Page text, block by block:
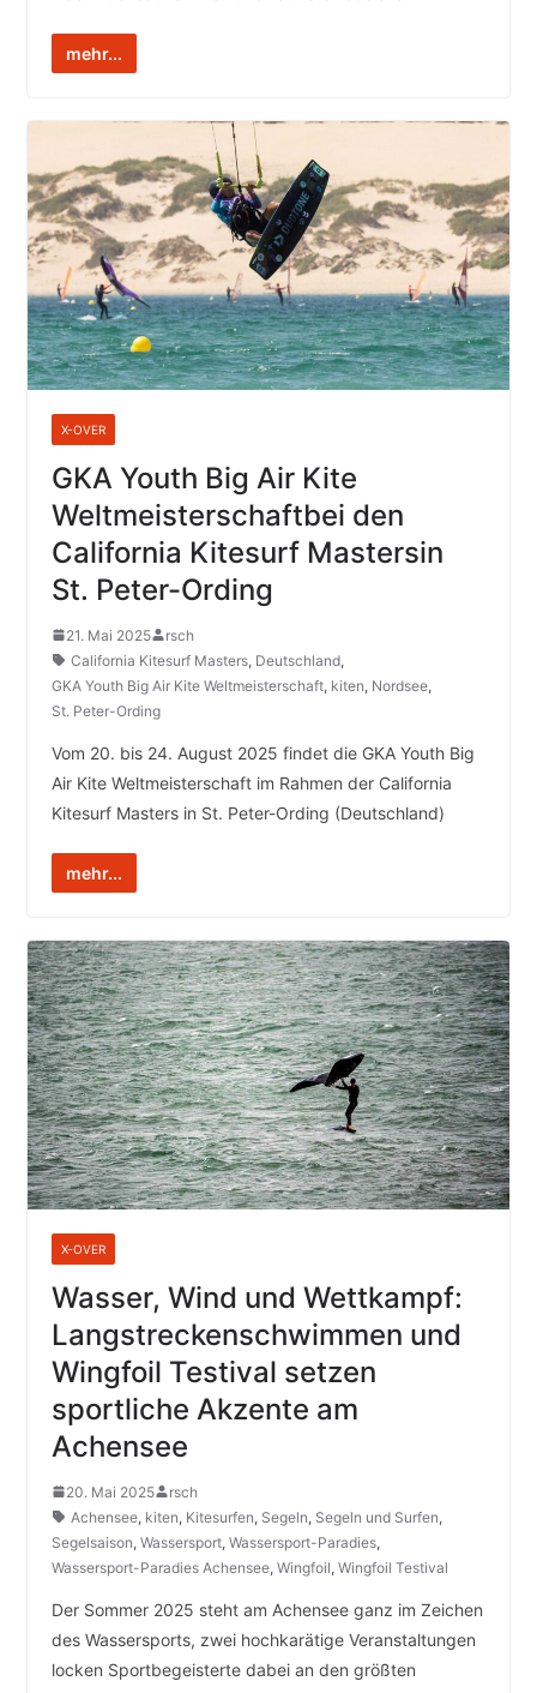
mehr...
X-OVER
GKA Youth Big Air Kite
Weltmeisterschaftbei den
California Kitesurf Mastersin
St. Peter-Ording
21. Mai 2025
rsch
California Kitesurf Masters, Deutschland,
GKA Youth Big Air Kite Weltmeisterschaft, kiten, Nordsee,
St. Peter-Ording
Vom 20. bis 24. August 2025 findet die GKA Youth Big
Air Kite Weltmeisterschaft im Rahmen der California
Kitesurf Masters in St. Peter-Ording (Deutschland)
mehr...
X-OVER
Wasser, Wind und Wettkampf:
Langstreckenschwimmen und
Wingfoil Testival setzen
sportliche Akzente am
Achensee
20. Mai 2025
rsch
Achensee, kiten, Kitesurfen, Segeln, Segeln und Surfen,
Segelsaison, Wassersport, Wassersport-Paradies,
Wassersport-Paradies Achensee, Wingfoil, Wingfoil Testival
Der Sommer 2025 steht am Achensee ganz im Zeichen
des Wassersports, zwei hochkarätige Veranstaltungen
locken Sportbegeisterte dabei an den größten